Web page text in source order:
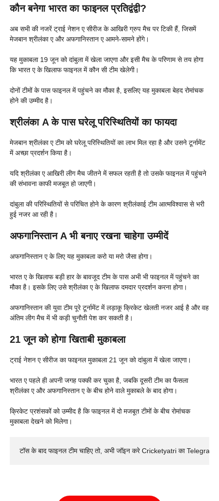
कौन बनेगा भारत का फाइनल प्रतिद्वंद्वी?
अब सभी की नजरें ट्राई नेशन ए सीरीज के आखिरी ग्रुप मैच पर टिकी हैं, जिसमें
मेजबान श्रीलंका ए और अफगानिस्तान ए आमने-सामने होंगे।
यह मुकाबला 19 जून को दांबुला में खेला जाएगा और इसी मैच के परिणाम से तय होगा
कि भारत ए के खिलाफ फाइनल में कौन सी टीम खेलेगी।
दोनों टीमों के पास फाइनल में पहुंचने का मौका है, इसलिए यह मुकाबला बेहद रोमांचक
होने की उम्मीद है।
श्रीलंका A के पास घरेलू परिस्थितियों का फायदा
मेजबान श्रीलंका ए टीम को घरेलू परिस्थितियों का लाभ मिल रहा है और उसने टूर्नामेंट
में अच्छा प्रदर्शन किया है।
यदि श्रीलंका ए आखिरी लीग मैच जीतने में सफल रहती है तो उसके फाइनल में पहुंचने
की संभावना काफी मजबूत हो जाएगी।
दांबुला की परिस्थितियों से परिचित होने के कारण श्रीलंकाई टीम आत्मविश्वास से भरी
हुई नजर आ रही है।
अफगानिस्तान A भी बनाए रखना चाहेगा उम्मीदें
अफगानिस्तान ए के लिए यह मुकाबला करो या मरो जैसा होगा।
भारत ए के खिलाफ बड़ी हार के बावजूद टीम के पास अभी भी फाइनल में पहुंचने का
मौका है। इसके लिए उसे श्रीलंका ए के खिलाफ दमदार प्रदर्शन करना होगा।
अफगानिस्तान की युवा टीम पूरे टूर्नामेंट में लड़ाकू क्रिकेट खेलती नजर आई है और वह
अंतिम लीग मैच में भी कड़ी चुनौती पेश कर सकती है।
21 जून को होगा खिताबी मुकाबला
ट्राई नेशन ए सीरीज का फाइनल मुकाबला 21 जून को दांबुला में खेला जाएगा।
भारत ए पहले ही अपनी जगह पक्की कर चुका है, जबकि दूसरी टीम का फैसला
श्रीलंका ए और अफगानिस्तान ए के बीच होने वाले मुकाबले के बाद होगा।
क्रिकेट प्रशंसकों को उम्मीद है कि फाइनल में दो मजबूत टीमों के बीच रोमांचक
मुकाबला देखने को मिलेगा।
टॉस के बाद फाइनल टीम चाहिए तो, अभी जॉइन करे Cricketyatri का